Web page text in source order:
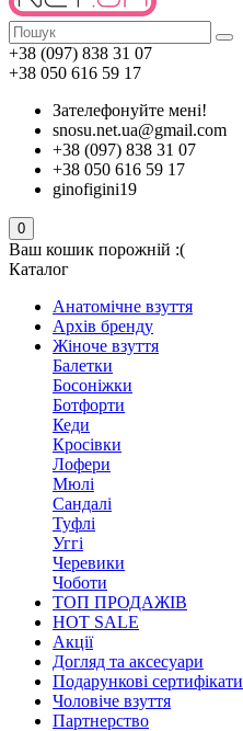
+38 (097) 838 31 07
+38 050 616 59 17
Зателефонуйте мені!
snosu.net.ua@gmail.com
+38 (097) 838 31 07
+38 050 616 59 17
ginofigini19
0
Ваш кошик порожній :(
Каталог
Анатомічне взуття
Архів бренду
Жіноче взуття
Балетки
Босоніжки
Ботфорти
Кеди
Кросівки
Лофери
Мюлі
Сандалі
Туфлі
Уггі
Черевики
Чоботи
ТОП ПРОДАЖІВ
HOT SALE
Акції
Догляд та аксесуари
Подарункові сертифікати
Чоловіче взуття
Партнерство